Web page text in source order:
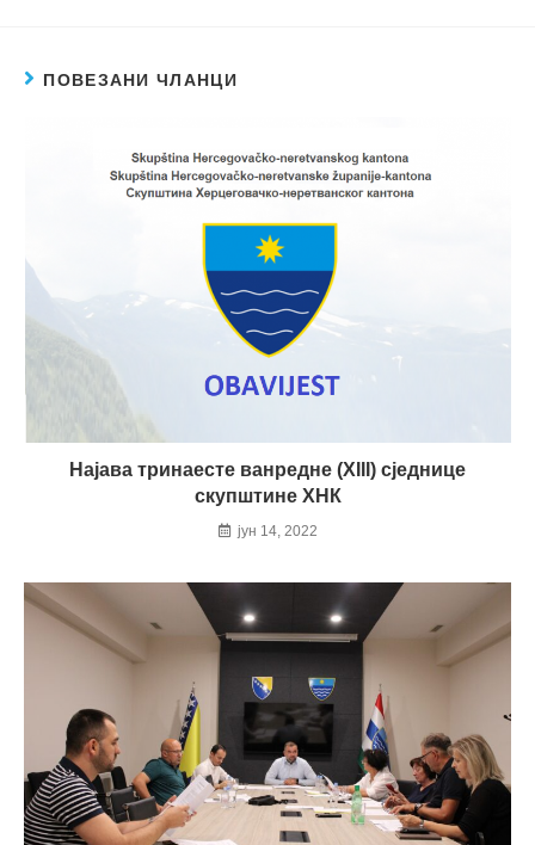
ПОВЕЗАНИ ЧЛАНЦИ
Најава тринаесте ванредне (XIII) сједнице
скупштине ХНК
јун 14, 2022